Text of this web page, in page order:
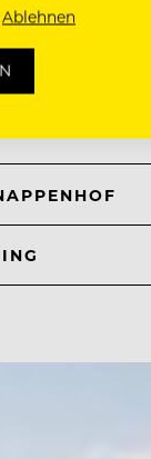
Ablehnen